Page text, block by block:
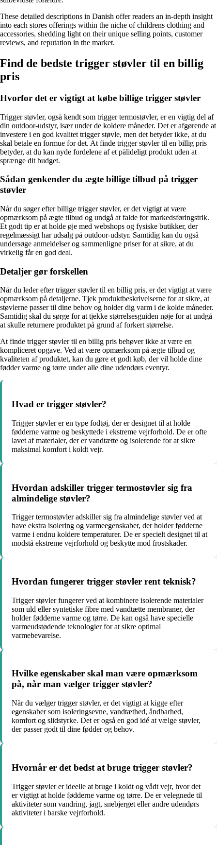
These detailed descriptions in Danish offer readers an in-depth insight
into each stores offerings within the niche of childrens clothing and
accessories, shedding light on their unique selling points, customer
reviews, and reputation in the market.
Find de bedste trigger støvler til en billig
pris
Hvorfor det er vigtigt at købe billige trigger støvler
Trigger støvler, også kendt som trigger termostøvler, er en vigtig del af
din outdoor-udstyr, især under de koldere måneder. Det er afgørende at
investere i en god kvalitet trigger støvle, men det betyder ikke, at du
skal betale en formue for det. At finde trigger støvler til en billig pris
betyder, at du kan nyde fordelene af et pålideligt produkt uden at
sprænge dit budget.
Sådan genkender du ægte billige tilbud på trigger
støvler
Når du søger efter billige trigger støvler, er det vigtigt at være
opmærksom på ægte tilbud og undgå at falde for markedsføringstrik.
Et godt tip er at holde øje med webshops og fysiske butikker, der
regelmæssigt har udsalg på outdoor-udstyr. Samtidig kan du også
undersøge anmeldelser og sammenligne priser for at sikre, at du
virkelig får en god deal.
Detaljer gør forskellen
Når du leder efter trigger støvler til en billig pris, er det vigtigt at være
opmærksom på detaljerne. Tjek produktbeskrivelserne for at sikre, at
støvlerne passer til dine behov og holder dig varm i de kolde måneder.
Samtidig skal du sørge for at tjekke størrelsesguiden nøje for at undgå
at skulle returnere produktet på grund af forkert størrelse.
At finde trigger støvler til en billig pris behøver ikke at være en
kompliceret opgave. Ved at være opmærksom på ægte tilbud og
kvaliteten af produktet, kan du gøre et godt køb, der vil holde dine
fødder varme og tørre under alle dine udendørs eventyr.
Hvad er trigger støvler?
Trigger støvler er en type fodtøj, der er designet til at holde
fødderne varme og beskyttede i ekstreme vejrforhold. De er ofte
lavet af materialer, der er vandtætte og isolerende for at sikre
maksimal komfort i koldt vejr.
Hvordan adskiller trigger termostøvler sig fra
almindelige støvler?
Trigger termostøvler adskiller sig fra almindelige støvler ved at
have ekstra isolering og varmeegenskaber, der holder fødderne
varme i endnu koldere temperaturer. De er specielt designet til at
modstå ekstreme vejrforhold og beskytte mod frostskader.
Hvordan fungerer trigger støvler rent teknisk?
Trigger støvler fungerer ved at kombinere isolerende materialer
som uld eller syntetiske fibre med vandtætte membraner, der
holder fødderne varme og tørre. De kan også have specielle
varmeudstødende teknologier for at sikre optimal
varmebevarelse.
Hvilke egenskaber skal man være opmærksom
på, når man vælger trigger støvler?
Når du vælger trigger støvler, er det vigtigt at kigge efter
egenskaber som isoleringsevne, vandtæthed, åndbarhed,
komfort og slidstyrke. Det er også en god idé at vælge støvler,
der passer godt til dine fødder og behov.
Hvornår er det bedst at bruge trigger støvler?
Trigger støvler er ideelle at bruge i koldt og vådt vejr, hvor det
er vigtigt at holde fødderne varme og tørre. De er velegnede til
aktiviteter som vandring, jagt, snebjerget eller andre udendørs
aktiviteter i barske vejrforhold.